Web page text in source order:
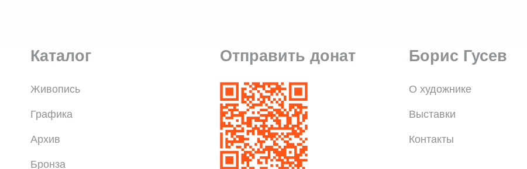
Каталог
Живопись
Графика
Архив
Бронза
Отправить донат Борис Гусев
О художнике
Выставки
Контакты